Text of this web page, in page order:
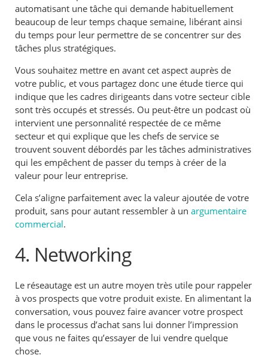
automatisant une tâche qui demande habituellement
beaucoup de leur temps chaque semaine, libérant ainsi
du temps pour leur permettre de se concentrer sur des
tâches plus stratégiques.
Vous souhaitez mettre en avant cet aspect auprès de
votre public, et vous partagez donc une étude tierce qui
indique que les cadres dirigeants dans votre secteur cible
sont très occupés et stressés. Ou peut-être un podcast où
intervient une personnalité respectée de ce même
secteur et qui explique que les chefs de service se
trouvent souvent débordés par les tâches administratives
qui les empêchent de passer du temps à créer de la
valeur pour leur entreprise.
Cela s’aligne parfaitement avec la valeur ajoutée de votre
produit, sans pour autant ressembler à unargumentaire
commercial.
4. Networking
Le réseautage est un autre moyen très utile pour rappeler
à vos prospects que votre produit existe. En alimentant la
conversation, vous pouvez faire avancer votre prospect
dans le processus d’achat sans lui donner l’impression
que vous ne faites qu’essayer de lui vendre quelque
chose.